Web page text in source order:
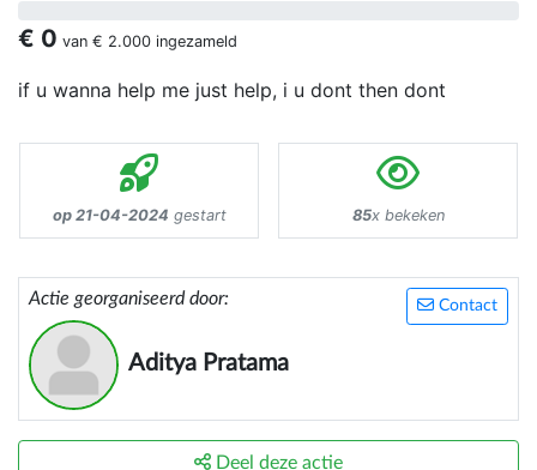
€ 0 van € 2.000 ingezameld
if u wanna help me just help, i u dont then dont
op 21-04-2024 gestart 85x bekeken
Contact
Actie georganiseerd door:
Aditya Pratama
Deel deze actie